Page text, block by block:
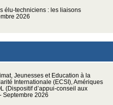
élu-techniciens : les liaisons
2026
Jeunesses et Education à la
Internationale (ECSI), Amériques
(Dispositif d’appui-conseil aux
Septembre 2026